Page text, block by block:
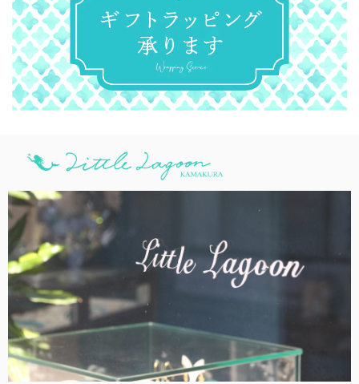
く大切にしたいと思います。
レビュー投稿いただきましてありがとうござい
ます。 お子様のイニシャル。いつも一緒です
ね！！それだけで、気持ちが明るくなりますよ
ね！こちらのデザインはとてもシンプルなの
N
2024/09/21
初めての40㎝のチェーンで購入です。不安でしたが、首に沿
って大丈夫でした。イニシャルは何にしようか考えました
が、孫娘の頭文字に、彼女には前購入したヒトデのペンダン
トトップももう予約されています。将来合わせて譲りたいで
す。